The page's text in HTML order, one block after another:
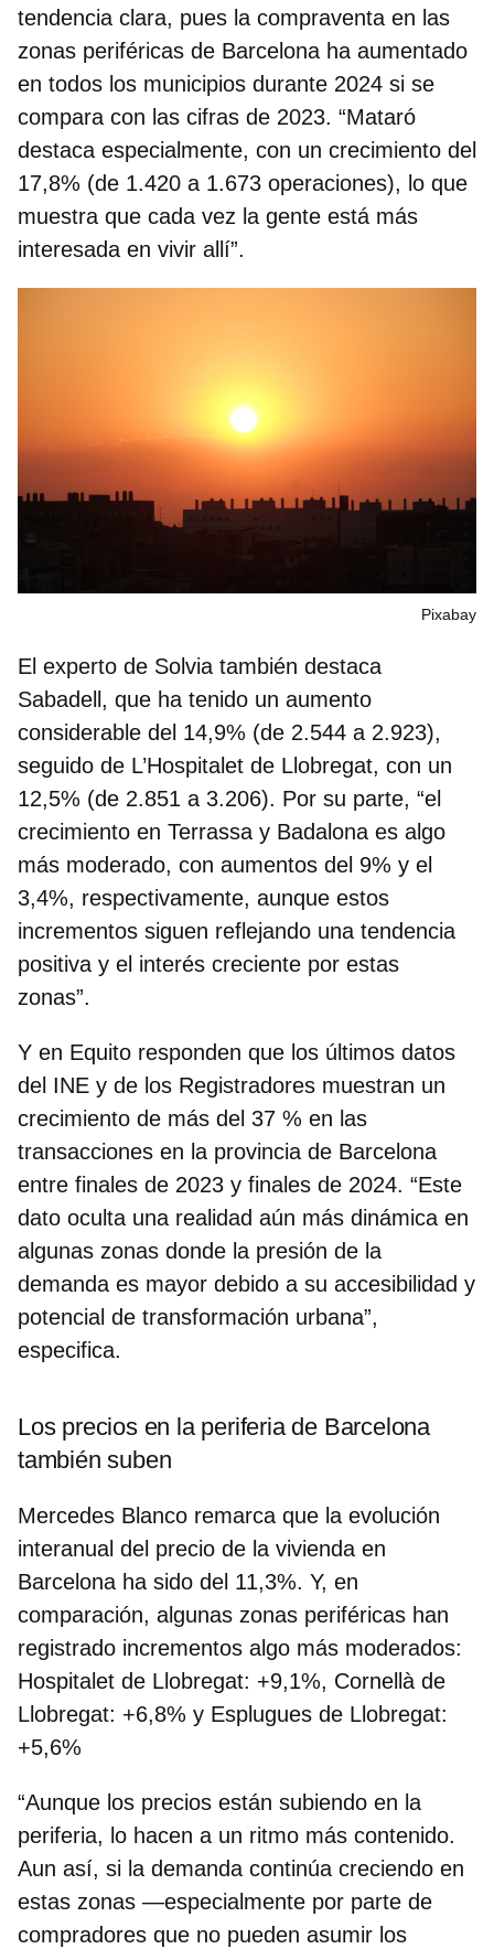
tendencia clara, pues la compraventa en las
zonas periféricas de Barcelona ha aumentado
en todos los municipios durante 2024 si se
compara con las cifras de 2023. “Mataró
destaca especialmente, con un crecimiento del
17,8% (de 1.420 a 1.673 operaciones), lo que
muestra que cada vez la gente está más
interesada en vivir allí”.
Pixabay
El experto de Solvia también destaca
Sabadell, que ha tenido un aumento
considerable del 14,9% (de 2.544 a 2.923),
seguido de L’Hospitalet de Llobregat, con un
12,5% (de 2.851 a 3.206). Por su parte, “el
crecimiento en Terrassa y Badalona es algo
más moderado, con aumentos del 9% y el
3,4%, respectivamente, aunque estos
incrementos siguen reflejando una tendencia
positiva y el interés creciente por estas
zonas”.
Y en Equito responden que los últimos datos
del INE y de los Registradores muestran un
crecimiento de más del 37 % en las
transacciones en la provincia de Barcelona
entre finales de 2023 y finales de 2024. “Este
dato oculta una realidad aún más dinámica en
algunas zonas donde la presión de la
demanda es mayor debido a su accesibilidad y
potencial de transformación urbana”,
especifica.
Los precios en la periferia de Barcelona
también suben
Mercedes Blanco remarca que la evolución
interanual del precio de la vivienda en
Barcelona ha sido del 11,3%. Y, en
comparación, algunas zonas periféricas han
registrado incrementos algo más moderados:
Hospitalet de Llobregat: +9,1%, Cornellà de
Llobregat: +6,8% y Esplugues de Llobregat:
+5,6%
“Aunque los precios están subiendo en la
periferia, lo hacen a un ritmo más contenido.
Aun así, si la demanda continúa creciendo en
estas zonas —especialmente por parte de
compradores que no pueden asumir los